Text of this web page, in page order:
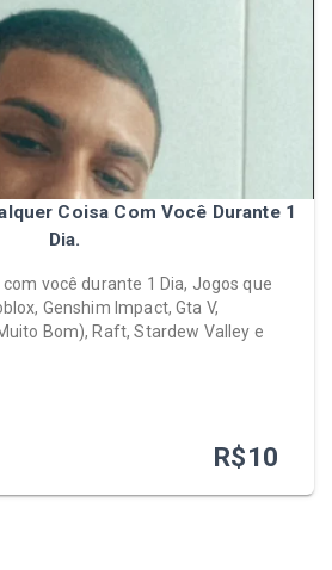
Coisa Com Você Durante 1
Dia.
você durante 1 Dia, Jogos que
Genshim Impact, Gta V,
Bom), Raft, Stardew Valley e
R$10